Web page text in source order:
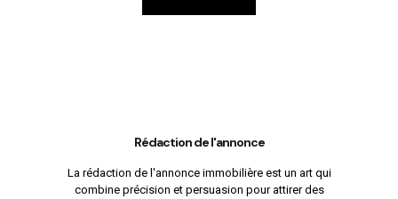
Rédaction de l'annonce
La rédaction de l'annonce immobilière est un art qui
combine précision et persuasion pour attirer des